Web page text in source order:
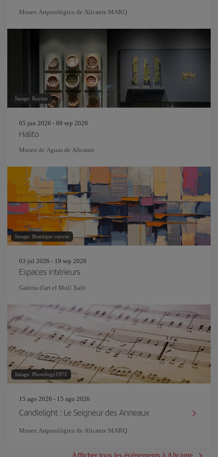
Museo Arqueológico de Alicante MARQ
Image: Raytan
05 jun 2026 - 09 sep 2026
Halito
Museo de Aguas de Alicante
Image: Boutique canvas
03 jul 2026 - 19 sep 2026
Espaces intérieurs
Galeria d'art el Molí Xaló
Image: Photology1971
15 ago 2026 - 15 ago 2026
Candlelight : Le Seigneur des Anneaux
Museo Arqueológico de Alicante MARQ
Afficher tous les événements à Alicante